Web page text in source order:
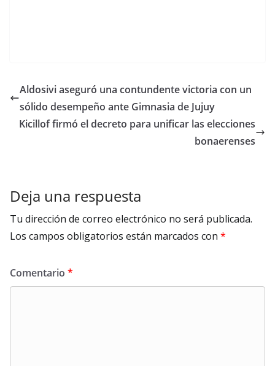
Aldosivi aseguró una contundente victoria con un
sólido desempeño ante Gimnasia de Jujuy
Kicillof firmó el decreto para unificar las elecciones
bonaerenses
Deja una respuesta
Tu dirección de correo electrónico no será publicada.
Los campos obligatorios están marcados con *
Comentario *